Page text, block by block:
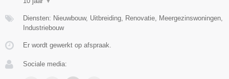
Diensten: Nieuwbouw, Uitbreiding, Renovatie, Meergezinswoningen,
Industriebouw
Er wordt gewerkt op afspraak.
Sociale media: